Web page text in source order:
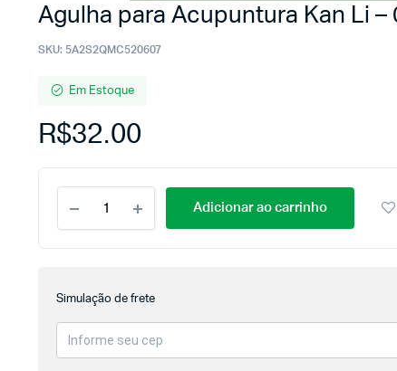
Agulha para Acupuntura Kan Li –
SKU: 5A2S2QMC520607
Em Estoque
R$32.00
Adicionar ao carrinho
Simulação de frete